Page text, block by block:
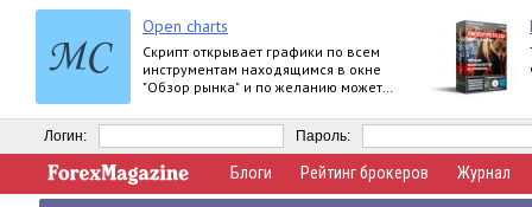
Open charts
Скрипт открывает графики по всем
инструментам находящимся в окне
"Обзор рынка" и по желанию может
шаблон.
Логин: Пароль:
Блоги Рейтинг брокеров Журнал